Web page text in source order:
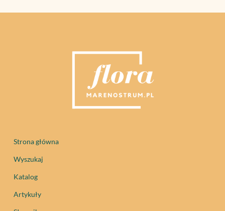
Strona główna
Wyszukaj
Katalog
Artykuły